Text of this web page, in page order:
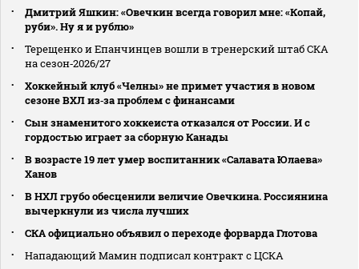
Дмитрий Яшкин: «Овечкин всегда говорил мне: «Копай,
руби». Ну я и рублю»
Терещенко и Епанчинцев вошли в тренерский штаб СКА
на сезон‑2026/27
Хоккейный клуб «Челны» не примет участия в новом
сезоне ВХЛ из‑за проблем с финансами
Сын знаменитого хоккеиста отказался от России. И с
гордостью играет за сборную Канады
В возрасте 19 лет умер воспитанник «Салавата Юлаева»
Ханов
В НХЛ грубо обесценили величие Овечкина. Россиянина
вычеркнули из числа лучших
СКА официально объявил о переходе форварда Глотова
Нападающий Мамин подписал контракт с ЦСКА